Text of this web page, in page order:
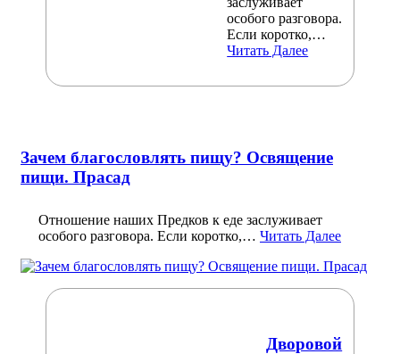
особого разговора.
Если коротко,…
Читать Далее
Зачем благословлять пищу? Освящение
пищи. Прасад
Отношение наших Предков к еде заслуживает
особого разговора. Если коротко,… Читать Далее
Дворовой